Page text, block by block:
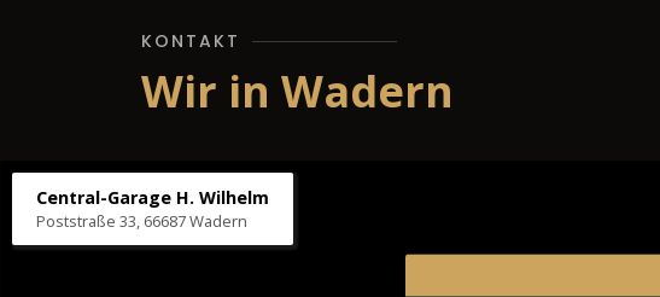
KONTAKT
Wir in Wadern
Central-Garage H. Wilhelm
Poststraße 33, 66687 Wadern